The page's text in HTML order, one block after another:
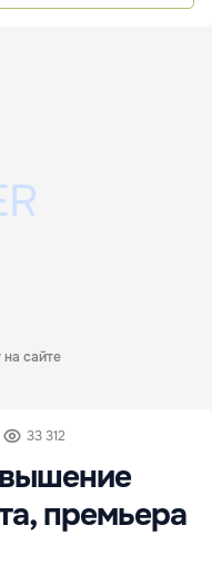
на сайте
33 312
премьера